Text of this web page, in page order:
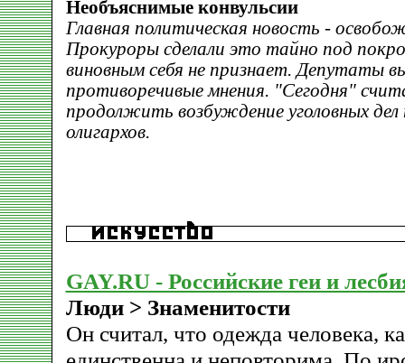
Необъяснимые конвульсии
Главная политическая новость -
Прокуроры сделали это тайно под
виновным себя не признает. Депутаты
противоречивые мнения. "Сегодня"
продолжить возбуждение уголовных дел
олигархов.
GAY.RU - Российские геи и
Люди > Знаменитости
Он считал, что одежда человека,